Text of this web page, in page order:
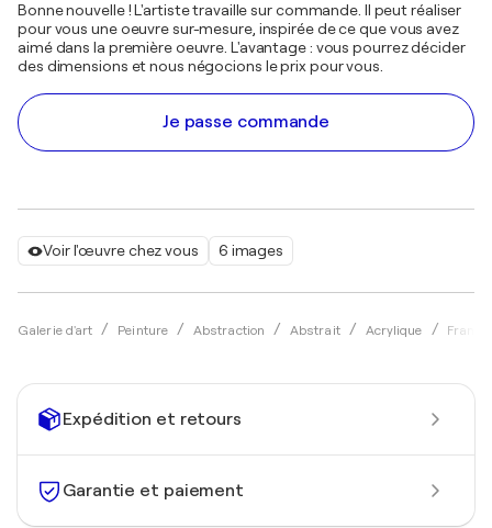
Voir l'œuvre chez vous 6 images
Galerie d'art Peinture Abstraction Abstrait Acrylique
Bonne nouvelle ! L'artiste travaille sur commande. Il peut réaliser
pour vous une oeuvre sur-mesure, inspirée de ce que vous avez
aimé dans la première oeuvre. L'avantage : vous pourrez décider
des dimensions et nous négocions le prix pour vous.
Je passe commande
Expédition et retours
Garantie et paiement